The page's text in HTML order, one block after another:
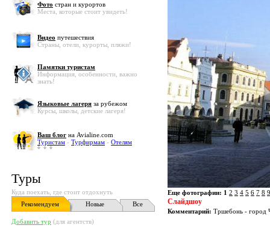
Фото стран и курортов
Места, которые стоит увидеть!
Видео путешествия
Страны, отели, курорты, пляжи!
Памятки туристам
Информация, особенности, важно
знать!
Языковые лагеря за рубежом
Курсы, школы, детские лагеря!
Ваш блог на Avialine.com
Туристам - Турфирмам - Отелям
Туры
Куда поехать, где стоит отдохнуть
Рекомендуем
Новые Все
Добавить тур (для агентств)
Еще фотографии: 1 2 3 4 5 6 7 8 9
Слайдшоу
Комментарий: Тршебонь - город